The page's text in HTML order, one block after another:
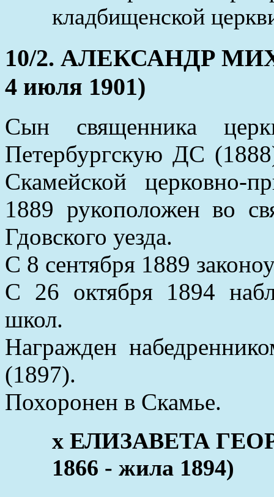
кладбищенской
10/2. АЛЕКСАНДР
4 июля 1901)
Сын священника
Петербургскую ДС
Скамейской церковно-
1889 рукоположен во
Гдовского уезда.
C 8 сентября 1889
С 26 октября 1894
школ.
Награжден
(1897).
Похоронен в Скамье.
x ЕЛИЗАВЕТА
1866 - жила 1894)